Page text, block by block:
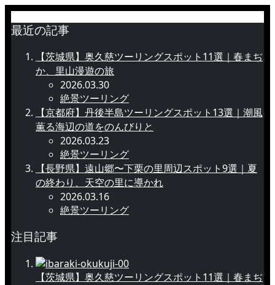
最近の記事
【茨城県】奥久慈ツーリングスポット11選｜春まぢ
か、里山漫遊の旅
2026.03.30
絶景ツーリング
【京都府】丹後半島ツーリングスポット13選｜潮風
薫る海辺の道をのんびりと
2026.03.23
絶景ツーリング
【長野県】遠山郷〜下栗の里周辺スポット9選｜夏
の終わり、天空の里に導かれ
2026.03.16
絶景ツーリング
注目記事
【茨城県】奥久慈ツーリングスポット11選｜春まぢ